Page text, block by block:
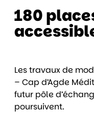
180
Les travaux de
– Cap d’Agde
futur pôle
poursuivent.